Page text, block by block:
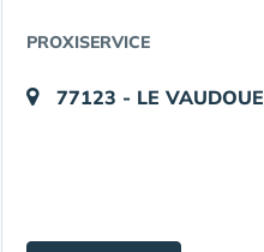
PROXISERVICE
77123 - LE VAUDOUE